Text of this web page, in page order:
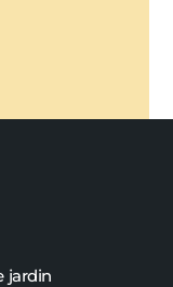
jardin